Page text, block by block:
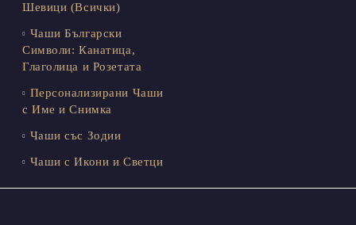
Шевици (Всички)
Чаши Български
Символи: Канатица,
Глаголица и Розетата
Персонализирани Чаши
с Име и Снимка
Чаши със Зодии
Чаши с Икони и Светци